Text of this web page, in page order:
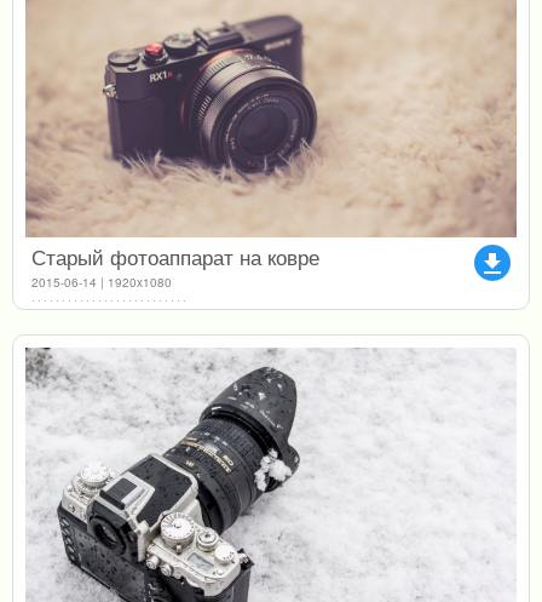
file_download
Старый фотоаппарат на ковре
2015-06-14 | 1920x1080